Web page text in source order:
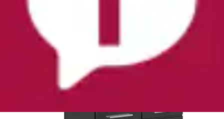
Waschbeckenunterschrank »Malmö, Breite 60
cm, 2 Tür, 2 Fächer, mit Siphonausschnitt,...
Home affaire
Ursprünglicher PreisUVP 197,00 €
89,99 €